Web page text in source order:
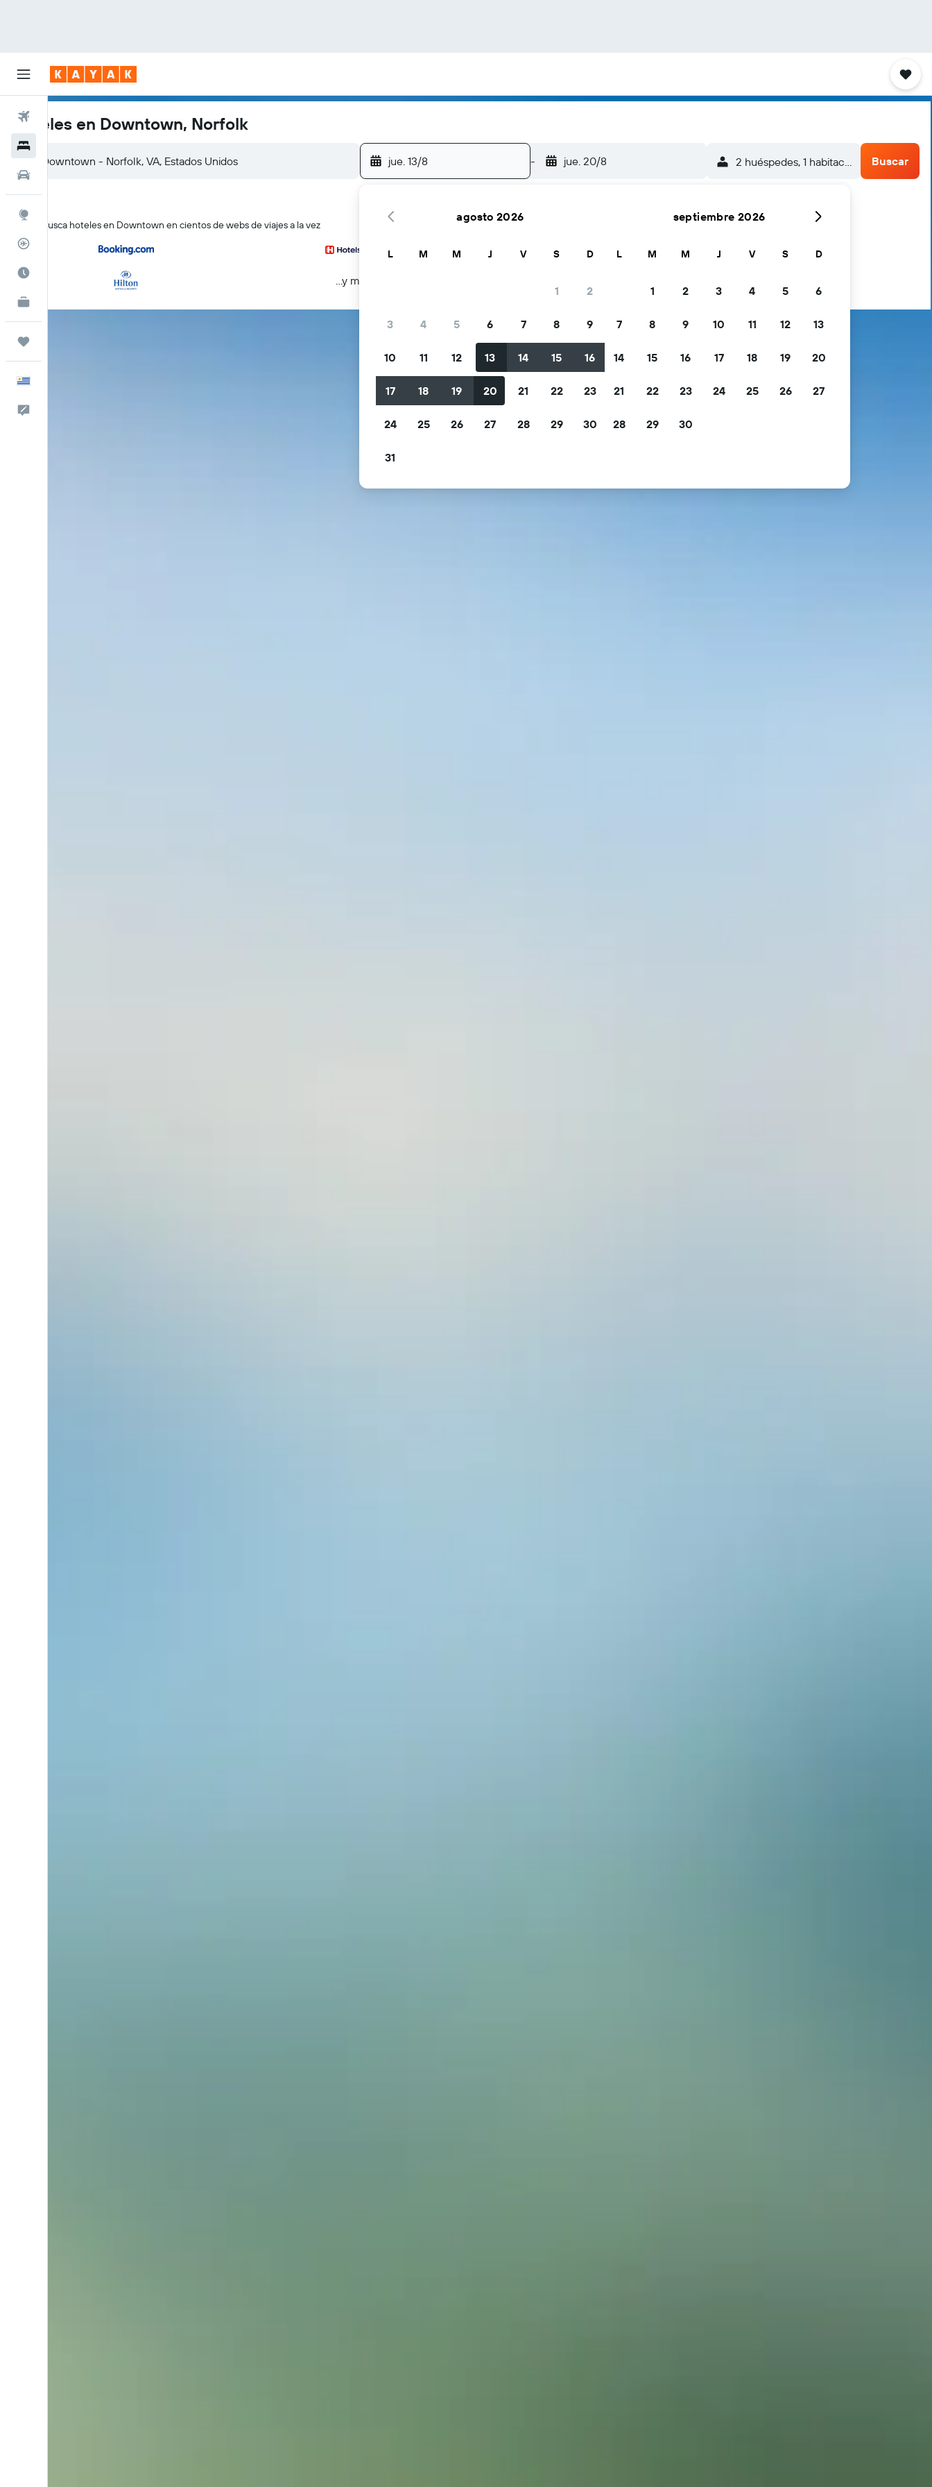
Vuelos
Hoteles en Downtown, Norfolk
jue. 13/8 - jue. 20/8 2 huéspedes, 1 habitación Buscar
KAYAK busca hoteles en Downtown en cientos de webs de viajes a la vez
...y más
agosto 2026
L M M J V S D
1 2
3 4 5 6 7 8 9
10 11 12 13 14 15 16
17 18 19 20 21 22 23
24 25 26 27 28 29 30
31
septiembre 2026
L M M J V S D
1 2 3 4 5 6
7 8 9 10 11 12 13
14 15 16 17 18 19 20
21 22 23 24 25 26 27
28 29 30